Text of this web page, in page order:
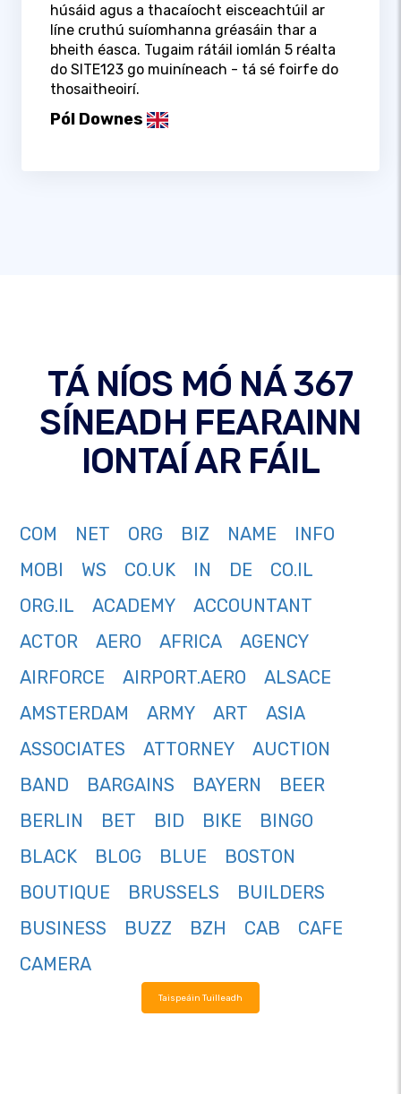
húsáid agus a thacaíocht eisceachtúil ar
líne cruthú suíomhanna gréasáin thar a
bheith éasca. Tugaim rátáil iomlán 5 réalta
do SITE123 go muiníneach - tá sé foirfe do
thosaitheoirí.
Pól Downes
TÁ NÍOS MÓ NÁ 367
SÍNEADH FEARAINN
IONTAÍ AR FÁIL
COM NET ORG BIZ NAME
INFO
MOBI
WS CO.UK IN DE
CO.IL
ORG.IL
ACADEMY
ACCOUNTANT
ACTOR
AERO AFRICA
AGENCY
AIRFORCE
AIRPORT.AERO
ALSACE
AMSTERDAM
ARMY ART
ASIA
ASSOCIATES
ATTORNEY
AUCTION
BAND
BARGAINS BAYERN
BEER
BERLIN
BET BID BIKE
BINGO
BLACK
BLOG BLUE
BOSTON
BOUTIQUE
BRUSSELS
BUILDERS
BUSINESS
BUZZ BZH CAB
CAFE
CAMERA
Taispeáin Tuilleadh